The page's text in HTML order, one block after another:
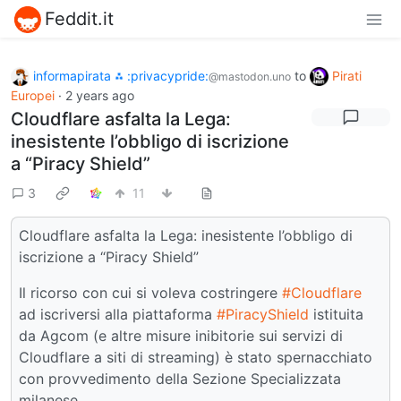
Feddit.it
informapirata ⁂ :privacypride:@mastodon.uno to
Pirati
Europei · 2 years ago
Cloudflare asfalta la Lega:
inesistente l’obbligo di iscrizione
a “Piracy Shield”
3 11
Cloudflare asfalta la Lega: inesistente l’obbligo di
iscrizione a “Piracy Shield”
Il ricorso con cui si voleva costringere #Cloudflare
ad iscriversi alla piattaforma #PiracyShield istituita
da Agcom (e altre misure inibitorie sui servizi di
Cloudflare a siti di streaming) è stato spernacchiato
con provvedimento della Sezione Specializzata